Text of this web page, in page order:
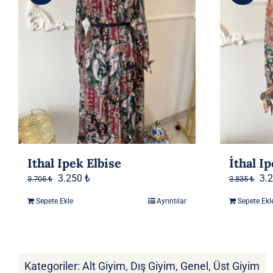
Ithal Ipek Elbise
3.705₺
Orijinal
3.250 ₺Şu
Sepete Ekle Ayrıntılar
İthal
3.835₺
Sepete
Kategoriler: Alt Giyim, Dış Giyim, Genel , Üst Giyim